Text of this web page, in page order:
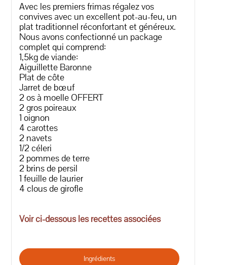
Avec les premiers frimas régalez vos
convives avec un excellent pot-au-feu, un
plat traditionnel réconfortant et généreux.
Nous avons confectionné un package
complet qui comprend:
1,5kg de viande:
Aiguillette Baronne
Plat de côte
Jarret de bœuf
2 os à moelle OFFERT
2 gros poireaux
1 oignon
4 carottes
2 navets
1/2 céleri
2 pommes de terre
2 brins de persil
1 feuille de laurier
4 clous de girofle
Voir ci-dessous les recettes associées
Ingrédients